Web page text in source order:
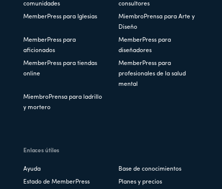
comunidades
consultores
MemberPress para Iglesias
MiembroPrensa para Arte y
Diseño
MemberPress para
aficionados
MemberPress para
diseñadores
MemberPress para tiendas
online
MemberPress para
profesionales de la salud
mental
MiembroPrensa para ladrillo
y mortero
Enlaces útiles
Ayuda Base de conocimientos
Estado de MemberPress Planes y precios